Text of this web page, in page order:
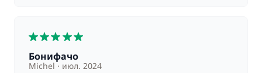
Бонифачо
Michel июл. 2024